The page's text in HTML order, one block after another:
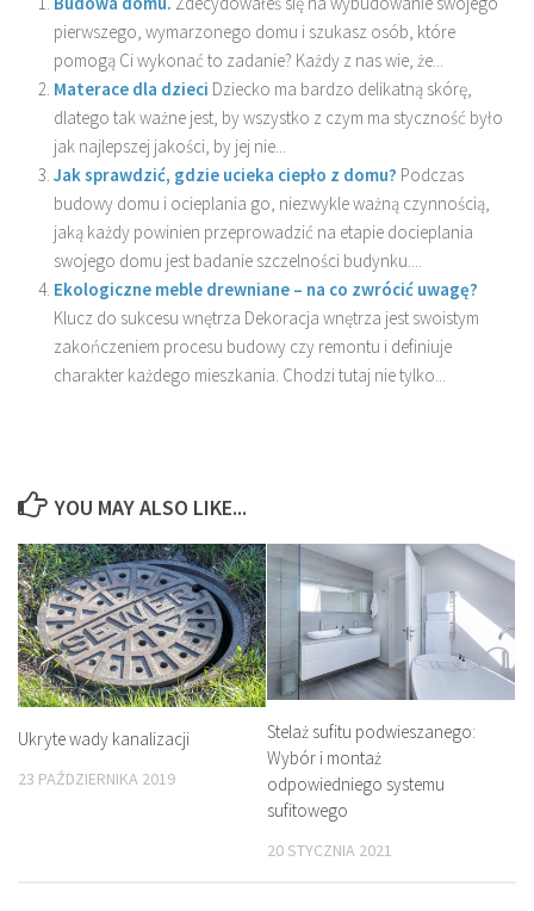
pierwszego, wymarzonego domu i szukasz osób, które
pomogą Ci wykonać to zadanie? Każdy z nas wie, że...
Materace dla dzieci Dziecko ma bardzo delikatną skórę,
dlatego tak ważne jest, by wszystko z czym ma styczność było
jak najlepszej jakości, by jej nie...
Jak sprawdzić, gdzie ucieka ciepło z domu? Podczas
budowy domu i ocieplania go, niezwykle ważną czynnością,
jaką każdy powinien przeprowadzić na etapie docieplania
swojego domu jest badanie szczelności budynku....
Ekologiczne meble drewniane – na co zwrócić uwagę?
Klucz do sukcesu wnętrza Dekoracja wnętrza jest swoistym
zakończeniem procesu budowy czy remontu i definiuje
charakter każdego mieszkania. Chodzi tutaj nie tylko...
YOU MAY ALSO LIKE...
Ukryte wady kanalizacji
23 PAŹDZIERNIKA 2019
Stelaż sufitu podwieszanego:
Wybór i montaż
odpowiedniego systemu
sufitowego
20 STYCZNIA 2021